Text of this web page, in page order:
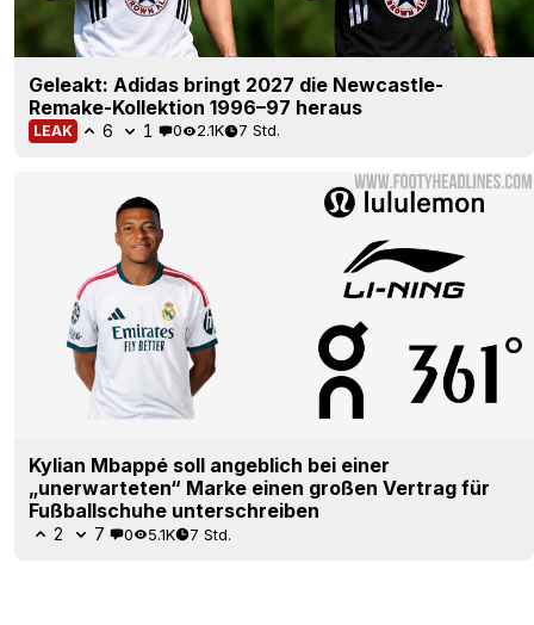
Geleakt: Adidas bringt 2027 die Newcastle-
Remake-Kollektion 1996–97 heraus
LEAK 6 1 0 2.1K 7 Std.
Kylian Mbappé soll angeblich bei einer
„unerwarteten“ Marke einen großen Vertrag für
Fußballschuhe unterschreiben
2 7 0 5.1K 7 Std.